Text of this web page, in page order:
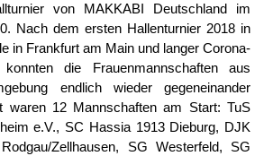
von MAKKABI Deutschland im
Nach dem ersten Hallenturnier 2018 in
in Frankfurt am Main und langer Corona-
die Frauenmannschaften aus
endlich wieder gegeneinander
waren 12 Mannschaften am Start: TuS
e.V., SC Hassia 1913 Dieburg, DJK
Zellhausen, SG Westerfeld, SG